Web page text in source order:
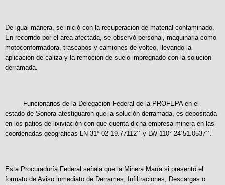
De igual manera, se inició con la recuperación de material contaminado.
En recorrido por el área afectada, se observó personal, maquinaria como
motoconformadora, trascabos y camiones de volteo, llevando la
aplicación de caliza y la remoción de suelo impregnado con la solución
derramada.
Funcionarios de la Delegación Federal de la PROFEPA en el
estado de Sonora atestiguaron que la solución derramada, es depositada
en los patios de lixiviación con que cuenta dicha empresa minera en las
coordenadas geográficas LN 31° 02´19.77112´´ y LW 110° 24´51.0537´´.
Esta Procuraduría Federal señala que la Minera María si presentó el
formato de Aviso inmediato de Derrames, Infiltraciones, Descargas o